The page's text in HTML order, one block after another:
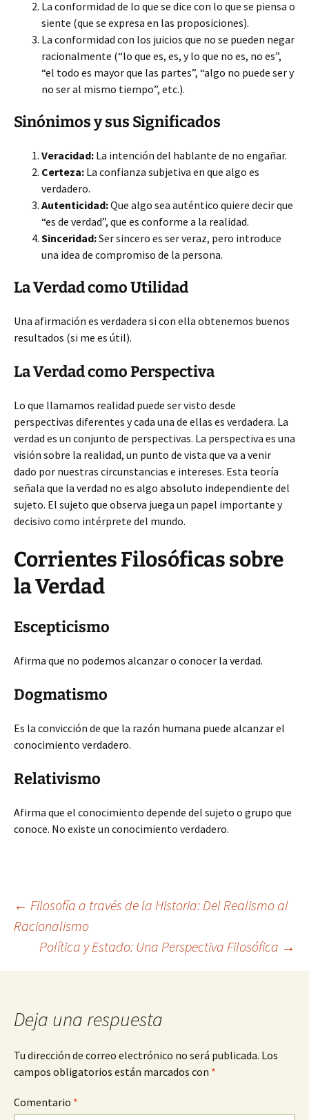
La conformidad de lo que se dice con lo que se piensa o
siente (que se expresa en las proposiciones).
La conformidad con los juicios que no se pueden negar
racionalmente (“lo que es, es, y lo que no es, no es”,
“el todo es mayor que las partes”, “algo no puede ser y
no ser al mismo tiempo”, etc.).
Sinónimos y sus Significados
Veracidad: La intención del hablante de no engañar.
Certeza: La confianza subjetiva en que algo es
verdadero.
Autenticidad:Que algo sea auténtico quiere decir que
“es de verdad”, que es conforme a la realidad.
Sinceridad:Ser sincero es ser veraz, pero introduce
una idea de compromiso de la persona.
La Verdad como Utilidad
Una afirmación es verdadera si con ella obtenemos buenos
resultados (si me es útil).
La Verdad como Perspectiva
Lo que llamamos realidad puede ser visto desde
perspectivas diferentes y cada una de ellas es verdadera. La
verdad es un conjunto de perspectivas. La perspectiva es una
visión sobre la realidad, un punto de vista que va a venir
dado por nuestras circunstancias e intereses. Esta teoría
señala que la verdad no es algo absoluto independiente del
sujeto. El sujeto que observa juega un papel importante y
decisivo como intérprete del mundo.
Corrientes Filosóficas sobre
la Verdad
Escepticismo
Afirma que no podemos alcanzar o conocer la verdad.
Dogmatismo
Es la convicción de que la razón humana puede alcanzar el
conocimiento verdadero.
Relativismo
Afirma que el conocimiento depende del sujeto o grupo que
conoce. No existe un conocimiento verdadero.
Navegación
← Filosofía a través de la Historia: Del Realismo al
Racionalismo
Política y Estado: Una Perspectiva Filosófica →
Deja una respuesta
Tu dirección de correo electrónico no será publicada. Los
campos obligatorios están marcados con *
Comentario *